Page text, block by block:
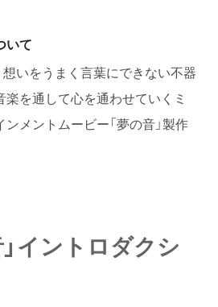
いて
いをうまく言葉にできない不器
を通して心を通わせていくミ
メントムービー「夢の音」製作
イントロダクシ